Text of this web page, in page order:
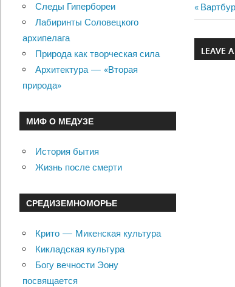
по
Previous
Post:
LEAVE
Следы Гипербореи
Лабиринты Соловецкого
архипелага
Природа как творческая сила
Архитектура — «Вторая
природа»
МИФ О МЕДУЗЕ
История бытия
Жизнь после смерти
СРЕДИЗЕМНОМОРЬЕ
Крито — Микенская культура
Кикладская культура
Богу вечности Эону
посвящается